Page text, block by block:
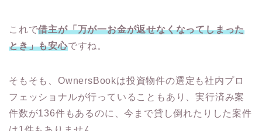
これで借主が「万が一お金が返せなくなってしまった
とき」も安心ですね。
そもそも、OwnersBookは投資物件の選定も社内プロ
フェッショナルが行っていることもあり、実行済み案
件数が136件もあるのに、今まで貸し倒れたりした案件